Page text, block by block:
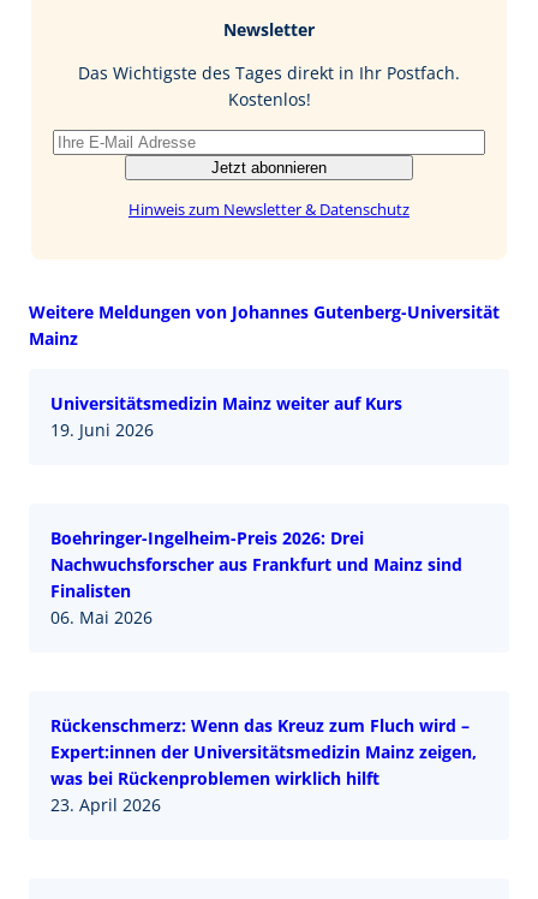
I
Newsletter
Das Wichtigste des Tages direkt in Ihr Postfach.
Kostenlos!
Jetzt abonnieren
Hinweis zum Newsletter & Datenschutz
Weitere Meldungen von Johannes Gutenberg-Universität
Mainz
Universitätsmedizin Mainz weiter auf Kurs
19. Juni 2026
Boehringer-Ingelheim-Preis 2026: Drei
Nachwuchsforscher aus Frankfurt und Mainz sind
Finalisten
06. Mai 2026
Rückenschmerz: Wenn das Kreuz zum Fluch wird –
Expert:innen der Universitätsmedizin Mainz zeigen,
was bei Rückenproblemen wirklich hilft
23. April 2026